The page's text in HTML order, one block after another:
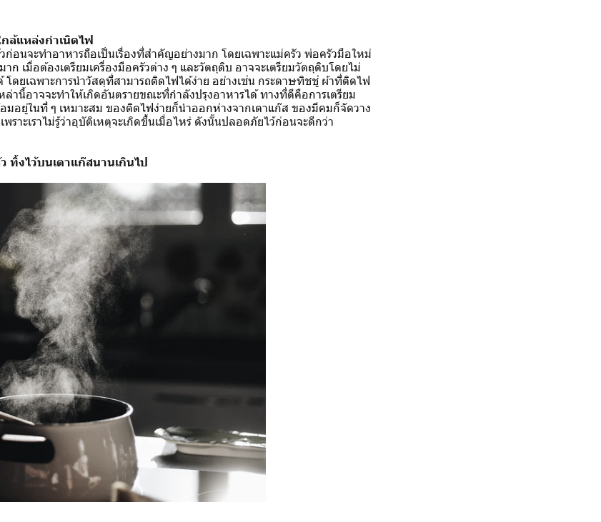
ล้แหล่งกำเนิดไฟ
วก่อนจะทำอาหารถือเป็นเรื่องที่สำคัญอย่างมาก โดยเฉพาะแม่ครัว พ่อครัวมือใหม่
ก เมื่อต้องเตรียมเครื่องมือครัวต่าง ๆ และวัตถุดิบ อาจจะเตรียมวัตถุดิบโดยไม่
โดยเฉพาะการนำวัสดุที่สามารถติดไฟได้ง่าย อย่างเช่น กระดาษทิชชู่ ผ้าที่ติดไฟ
ล่านี้อาจจะทำให้เกิดอันตรายขณะที่กำลังปรุงอาหารได้ ทางที่ดีคือการเตรียม
มอยู่ในที่ ๆ เหมาะสม ของติดไฟง่ายก็นำออกห่างจากเตาแก๊ส ของมีคมก็จัดวาง
ราะเราไม่รู้ว่าอุบัติเหตุจะเกิดขึ้นเมื่อไหร่ ดังนั้นปลอดภัยไว้ก่อนจะดีกว่า
ทิ้งไว้บนเตาแก๊สนานเกินไป